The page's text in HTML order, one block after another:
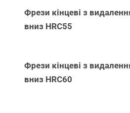
Фрези кінцеві з
вниз НRC55
Фрези кінцеві з
вниз НRC60